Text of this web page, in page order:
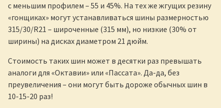
с меньшим профилем – 55 и 45%. На тех же жгущих резину
«гонщиках» могут устанавливаться шины размерностью
315/30/R21 – широченные (315 мм), но низкие (30% от
ширины) на дисках диаметром 21 дюйм.
Стоимость таких шин может в десятки раз превышать
аналоги для «Октавии» или «Пассата». Да-да, без
преувеличения – они могут быть дороже обычных шин в
10-15-20 раз!